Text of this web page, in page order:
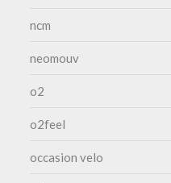
ncm
neomouv
o2
o2feel
occasion velo